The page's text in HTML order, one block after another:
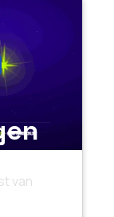
van